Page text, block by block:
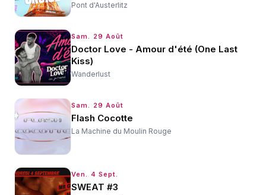
Pont d'Austerlitz
Sam. 29 Août
Doctor Love - Amour d'été (One Last
Kiss)
Wanderlust
Sam. 29 Août
Flash Cocotte
La Machine du Moulin Rouge
Ven. 4 Sept.
SWEAT #3